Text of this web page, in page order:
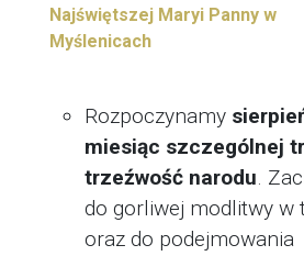
Najświętszej Maryi Panny w
Myślenicach
Rozpoczynamy
miesiąc szczególnej
trzeźwość narodu.
do gorliwej modlitwy w
oraz do podejmowania